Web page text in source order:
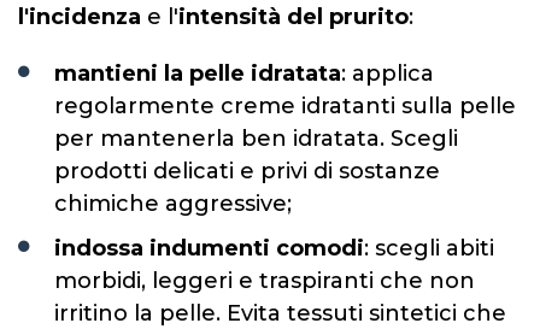
l'incidenza e l'intensità del prurito:
mantieni la pelle idratata: applica
regolarmente creme idratanti sulla pelle
per mantenerla ben idratata. Scegli
prodotti delicati e privi di sostanze
chimiche aggressive;
indossa indumenti comodi: scegli abiti
morbidi, leggeri e traspiranti che non
irritino la pelle. Evita tessuti sintetici che